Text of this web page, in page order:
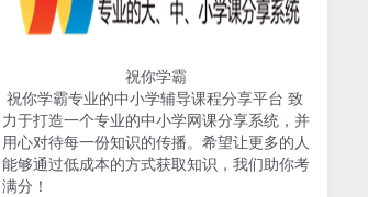
725人已阅读
初中《中学教材全解》2025-2026七八九
2026版《浙大优辅》数学公
式定理导引（小学+初中+高
中全套）PDF
3个月前 502人已阅读
TOP2
祝你学霸
祝你学霸专业的中小学辅导课程分享平台 致
力于打造一个专业的中小学网课分享系统，并
用心对待每一份知识的传播。希望让更多的人
能够通过低成本的方式获取知识，我们助你考
满分！